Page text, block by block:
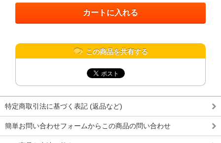
この商品を共有する
特定商取引法に基づく表記 (返品など)
簡単お問い合わせフォームからこの商品の問い合わせ